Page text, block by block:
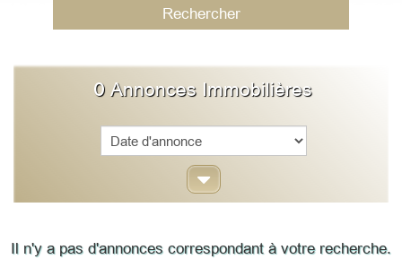
Rechercher
0Annonces Immobilières
Il n'y a pas d'annonces correspondant à votre recherche.